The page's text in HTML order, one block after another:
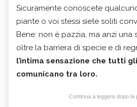
Sicuramente conoscete
piante o voi stessi siete soliti
Bene: non è pazzia, ma anzi una
oltre la barriera di specie e di
l’intima sensazione che tutti
comunicano tra loro.
Continua a leggere dopo la